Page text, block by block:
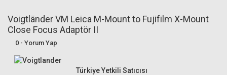
Canon R6 Mark IIIBundle Setler
Alışverişe
Voigtländer VM Leica M-Mount to Fujifilm X-Mount
Close Focus Adaptör II
0 - Yorum Yap
Türkiye Yetkili Satıcısı